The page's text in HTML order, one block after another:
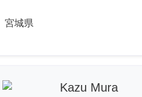
宮城県
Kazu Mura